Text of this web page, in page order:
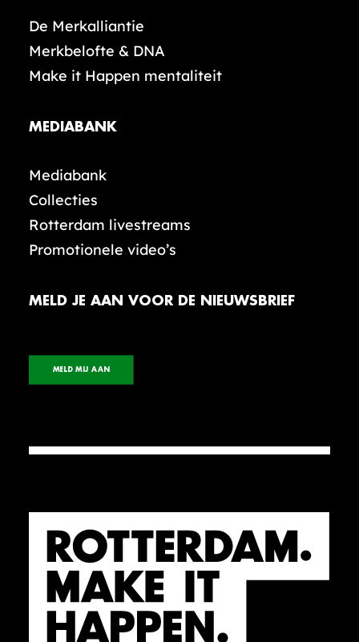
De Merkalliantie
Merkbelofte & DNA
Make it Happen mentaliteit
MEDIABANK
Mediabank
Collecties
Rotterdam livestreams
Promotionele video’s
MELD JE AAN VOOR DE NIEUWSBRIEF
MELD MIJ AAN